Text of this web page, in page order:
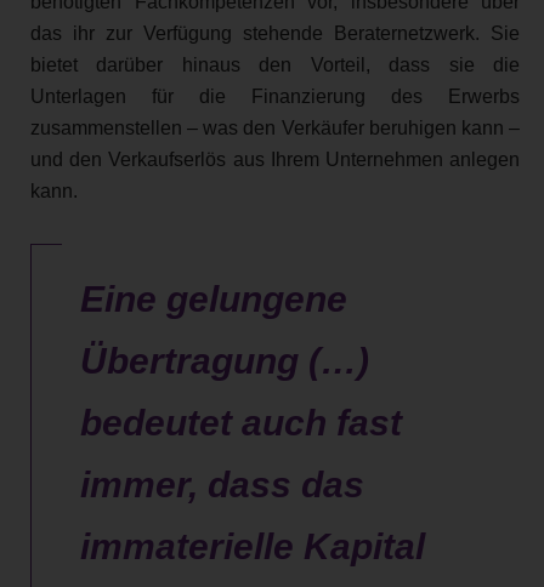
das ihr zur Verfügung stehende Beraternetzwerk. Sie
bietet darüber hinaus den Vorteil, dass sie die
Unterlagen für die Finanzierung des Erwerbs
zusammenstellen – was den Verkäufer beruhigen kann –
und den Verkaufserlös aus Ihrem Unternehmen anlegen
kann.
Eine gelungene
Übertragung (…)
bedeutet auch fast
immer, dass das
immaterielle Kapital